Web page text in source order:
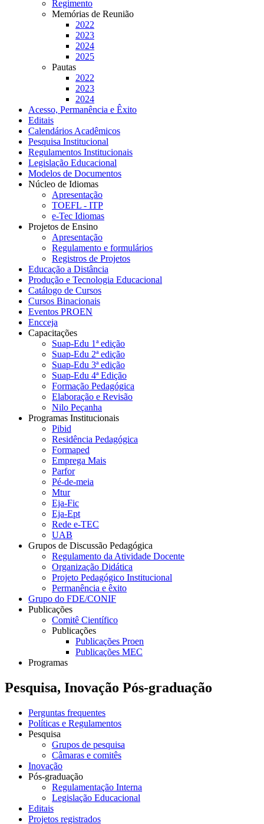
Regimento
Memórias de Reunião
2022
2023
2024
2025
Pautas
2022
2023
2024
Acesso, Permanência e Êxito
Editais
Calendários Acadêmicos
Pesquisa Institucional
Regulamentos Institucionais
Legislação Educacional
Modelos de Documentos
Núcleo de Idiomas
Apresentação
TOEFL - ITP
e-Tec Idiomas
Projetos de Ensino
Apresentação
Regulamento e formulários
Registros de Projetos
Educação a Distância
Produção e Tecnologia Educacional
Catálogo de Cursos
Cursos Binacionais
Eventos PROEN
Encceja
Capacitações
Suap-Edu 1ª edição
Suap-Edu 2ª edição
Suap-Edu 3ª edição
Suap-Edu 4ª Edição
Formação Pedagógica
Elaboração e Revisão
Nilo Peçanha
Programas Institucionais
Pibid
Residência Pedagógica
Formaped
Emprega Mais
Parfor
Pé-de-meia
Mtur
Eja-Fic
Eja-Ept
Rede e-TEC
UAB
Grupos de Discussão Pedagógica
Regulamento da Atividade Docente
Organização Didática
Projeto Pedagógico Institucional
Permanência e êxito
Grupo do FDE/CONIF
Publicações
Comitê Científico
Publicações
Publicações Proen
Publicações MEC
Programas
Pesquisa, Inovação Pós-graduação
Perguntas frequentes
Políticas e Regulamentos
Pesquisa
Grupos de pesquisa
Câmaras e comitês
Inovação
Pós-graduação
Regulamentação Interna
Legislação Educacional
Editais
Projetos registrados